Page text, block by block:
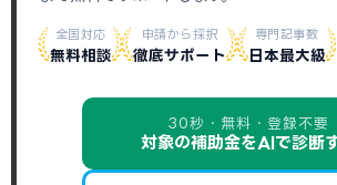
全国対応
無料相談
申請から採択
徹底サポート
専門記事数
日本最大級
30秒・無料・登録不要
対象の補助金をAIで診断